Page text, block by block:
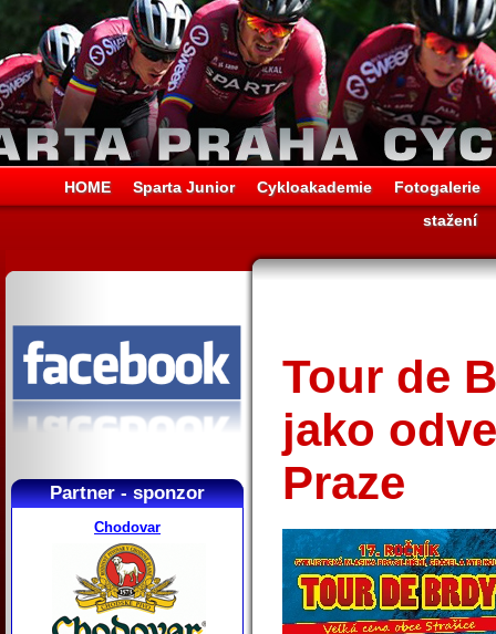
HOME Sparta Junior Cykloakademie
Fotogalerie
stažení
Partner - sponzor
Chodovar
Tour de
jako
Praze